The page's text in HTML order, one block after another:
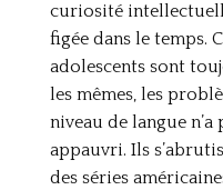
curiosité
figée dans le temps.
adolescents sont
les mêmes, les
niveau de langue n’a
appauvri. Ils
des séries